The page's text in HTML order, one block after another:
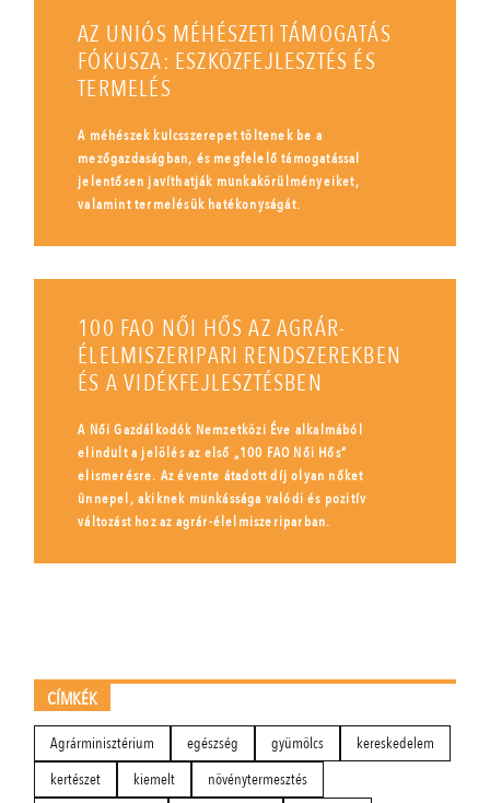
AZ UNIÓS MÉHÉSZETI TÁMOGATÁS
FÓKUSZA: ESZKÖZFEJLESZTÉS ÉS
TERMELÉS
A méhészek kulcsszerepet töltenek be a
mezőgazdaságban, és megfelelő támogatással
jelentősen javíthatják munkakörülményeiket,
valamint termelésük hatékonyságát.
100 FAO NŐI HŐS AZ AGRÁR-
ÉLELMISZERIPARI RENDSZEREKBEN
ÉS A VIDÉKFEJLESZTÉSBEN
A Női Gazdálkodók Nemzetközi Éve alkalmából
elindult a jelölés az első „100 FAO Női Hős”
elismerésre. Az évente átadott díj olyan nőket
ünnepel, akiknek munkássága valódi és pozitív
változást hoz az agrár-élelmiszeriparban.
CÍMKÉK
Agrárminisztérium egészség gyümölcs
kereskedelem
kertészet
kiemelt
növénytermesztés